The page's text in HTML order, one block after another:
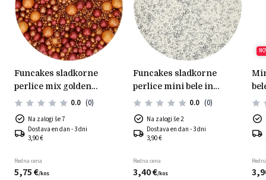
funcakes sladkorne
perlice mix golden
passion 80g
0.0 (0)
Na zalogi še 7
Dostava en dan - 3 dni
3,90 €
Redna cena
5,75€/kos
funcakes sladkorne
perlice mini bele in
srebrne 80g
0.0 (0)
Na zalogi še 2
Dostava en dan - 3 dni
3,90 €
Redna cena
3,40€/kos
mini hrustljave penice
3,